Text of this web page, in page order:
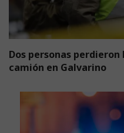
Dos personas
camión en Galvarino